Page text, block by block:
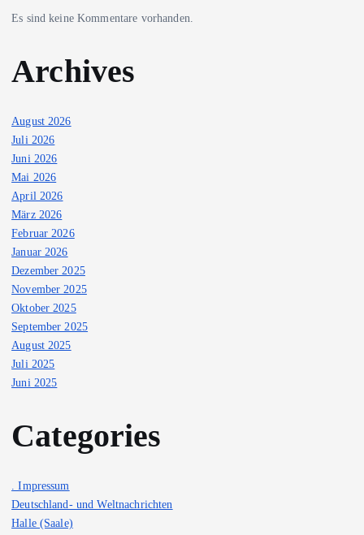
Es sind keine Kommentare vorhanden.
Archives
August 2026
Juli 2026
Juni 2026
Mai 2026
April 2026
März 2026
Februar 2026
Januar 2026
Dezember 2025
November 2025
Oktober 2025
September 2025
August 2025
Juli 2025
Juni 2025
Categories
. Impressum
Deutschland- und Weltnachrichten
Halle (Saale)